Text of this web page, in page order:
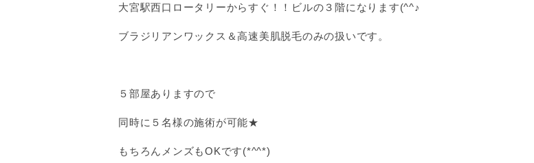
大宮駅西口ロータリーからすぐ！！ビルの３階になります(^^♪
ブラジリアンワックス＆高速美肌脱毛のみの扱いです。
５部屋ありますので
同時に５名様の施術が可能★
もちろんメンズもOKです(*^^*)